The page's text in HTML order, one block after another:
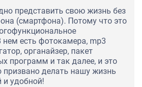
представить свою жизнь без
(смартфона). Потому что это
нем есть фотокамера, mp3
органайзер, пакет
программ и так далее, и это
призвано делать нашу жизнь
и удобной!